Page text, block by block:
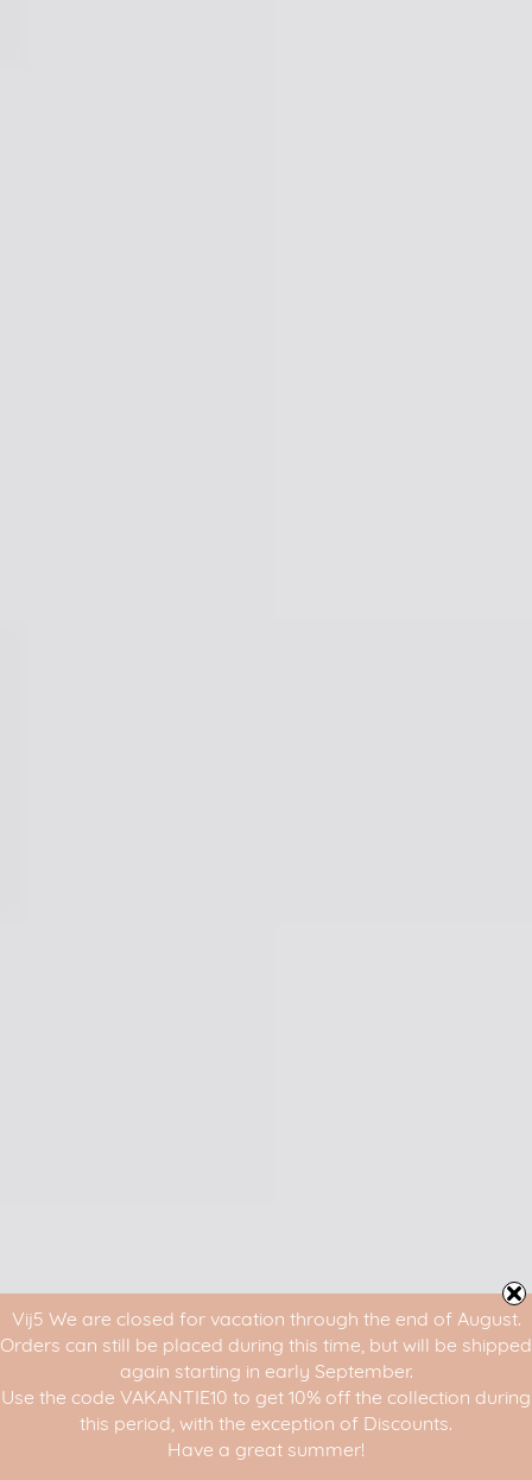
Vij5 We are closed for vacation through the end of August.
Orders can still be placed during this time, but will be shipped
again starting in early September.
Use the code VAKANTIE10 to get 10% off the collection during
this period, with the exception of Discounts.
Have a great summer!